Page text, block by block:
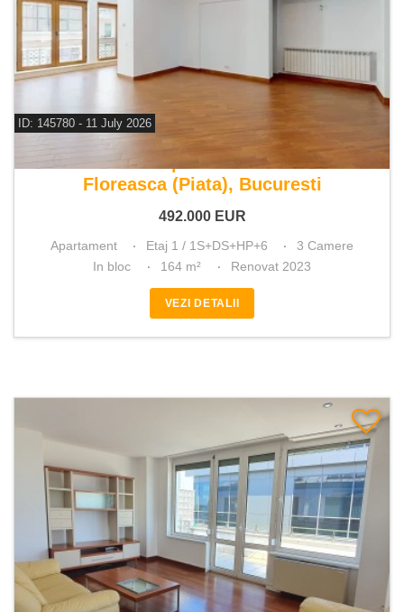
ID: 145780 - 11 July 2026
De vanzare apartament 3 camere
Floreasca (Piata), Bucuresti
492.000 EUR
Apartament Etaj 1 / 1S+DS+HP+6
3 Camere
In bloc
164 m² Renovat 2023
VEZI DETALII